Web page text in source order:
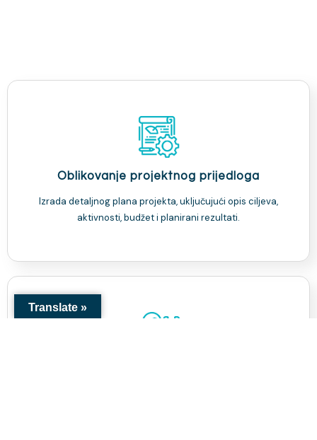
Oblikovanje projektnog prijedloga
Izrada detaljnog plana projekta, uključujući opis ciljeva,
aktivnosti, budžet i planirani rezultati.
Translate »